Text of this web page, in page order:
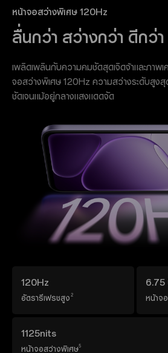
หน้าจอสว่างพิเศษ 120Hz
ลื่นกว่า สว่างกว่า ดีกว่า
เพลิดเพลินกับความคมชัดสุดเจิดจ้าและภาพ
จอสว่างพิเศษ 120Hz ความสว่างระดับสูงสุ
ชัดเจนแม้อยู่กลางแสงแดดจัด
120Hz
อัตรารีเฟรชสูง 2
6.75
หน้าจ
1125nits
หน้าจอสว่างพิเศษ5